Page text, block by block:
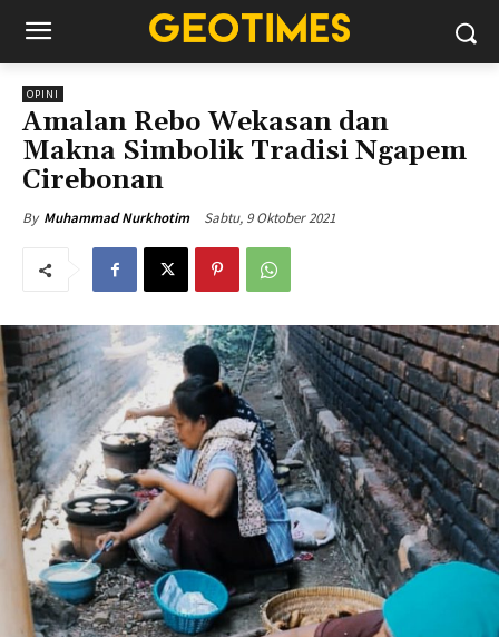
OPINI
Amalan Rebo Wekasan dan
Makna Simbolik Tradisi Ngapem
Cirebonan
By Muhammad Nurkhotim Sabtu, 9 Oktober 2021